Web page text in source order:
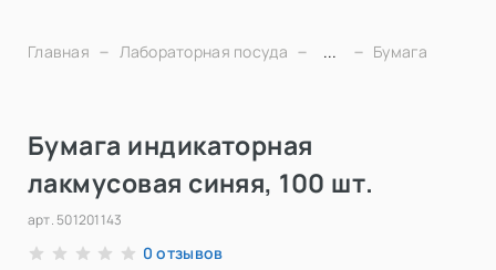
Главная Лабораторная посуда ... Бумага
Бумага индикаторная
лакмусовая синяя, 100 шт.
арт. 501201143
0 отзывов